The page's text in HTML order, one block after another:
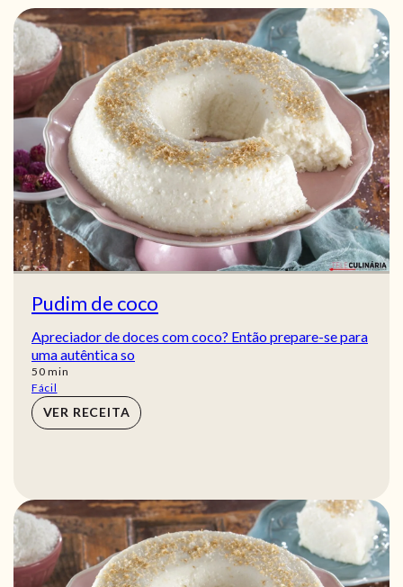
Pudim de coco
Apreciador de doces com coco? Então prepare-se para
uma autêntica so
50min
min
Fácil
VER RECEITA